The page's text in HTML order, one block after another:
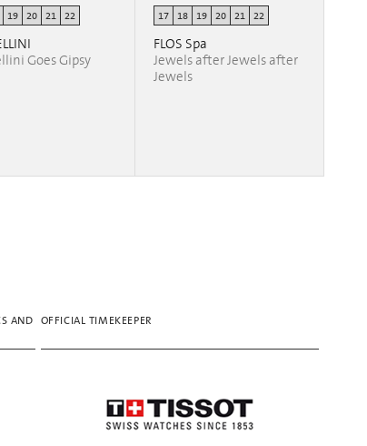
19 20 21 22
Goes Gipsy
17 18 19 20 21 22
FLOS Spa
Jewels after Jewels after
Jewels
AND
OFFICIAL TIMEKEEPER